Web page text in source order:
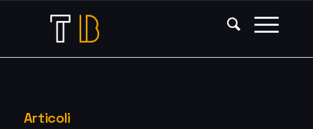
Articoli